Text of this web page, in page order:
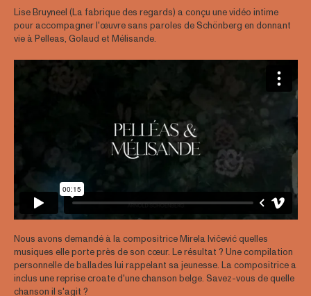
Lise Bruyneel (La fabrique des regards) a conçu une vidéo intime
pour accompagner l'œuvre sans paroles de Schönberg en donnant
vie à Pelleas, Golaud et Mélisande.
Nous avons demandé à la compositrice Mirela Ivičević quelles
musiques elle porte près de son cœur. Le résultat ? Une compilation
personnelle de ballades lui rappelant sa jeunesse. La compositrice a
inclus une reprise croate d'une chanson belge. Savez-vous de quelle
chanson il s'agit ?